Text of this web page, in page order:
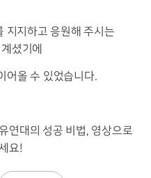
지지하고 응원해 주시는
셨기에
어올 수 있었습니다.
연대의 성공 비법, 영상으로
요!